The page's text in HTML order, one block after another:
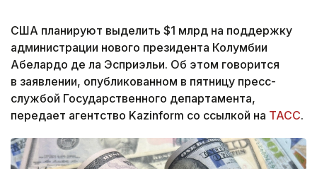
США планируют выделить $1 млрд на поддержку
администрации нового президента Колумбии
Абелардо де ла Эсприэльи. Об этом говорится
в заявлении, опубликованном в пятницу пресс-
службой Государственного департамента,
передает агентство Kazinform со ссылкой на ТАСС.